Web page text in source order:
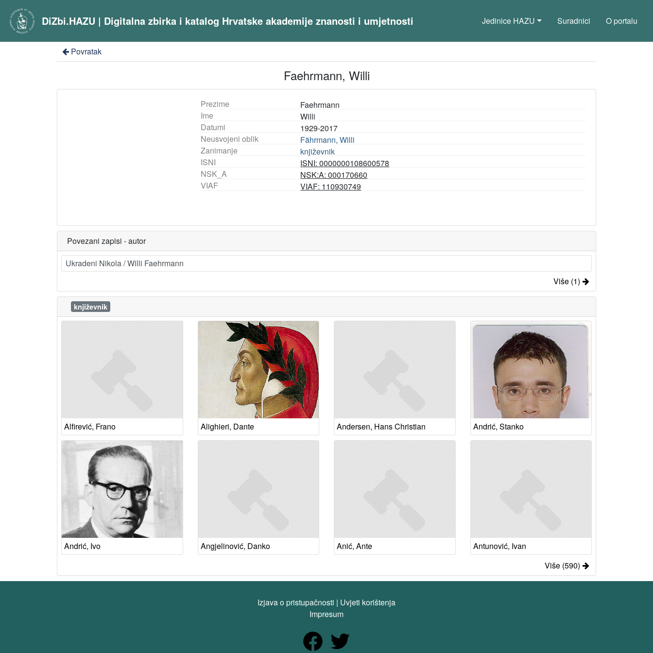
DiZbi.HAZU | Digitalna zbirka i katalog Hrvatske akademije znanosti i umjetnosti Jedinice HAZU Suradnici O portalu
Povratak
Faehrmann, Willi
Prezime
Faehrmann
Ime
Willi
Datumi
1929-2017
Neusvojeni oblik
Fährmann, Willi
Zanimanje
književnik
ISNI
ISNI: 0000000108600578
NSK_A
NSK:A: 000170660
VIAF
VIAF: 110930749
Povezani zapisi - autor
Ukradeni Nikola / Willi Faehrmann
Više (1)
književnik
Alfirević, Frano Alighieri, Dante Andersen, Hans Christian Andrić, Stanko
Andrić, Ivo Angjelinović, Danko Anić, Ante
Antunović, Ivan
Više (590)
Izjava o pristupačnosti | Uvjeti korištenja
Impresum